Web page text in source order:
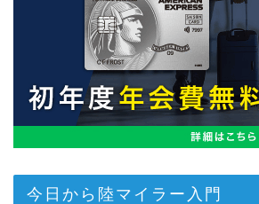
今日から陸マイラー入門